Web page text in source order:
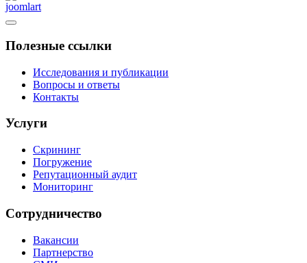
Полезные ссылки
Исследования и публикации
Вопросы и ответы
Контакты
Услуги
Скрининг
Погружение
Репутационный аудит
Мониторинг
Сотрудничество
Вакансии
Партнерство